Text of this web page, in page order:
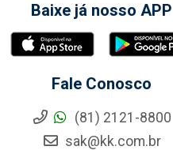
Baixe já nosso APP
Fale Conosco
(81) 2121-8800
sak@kk.com.br